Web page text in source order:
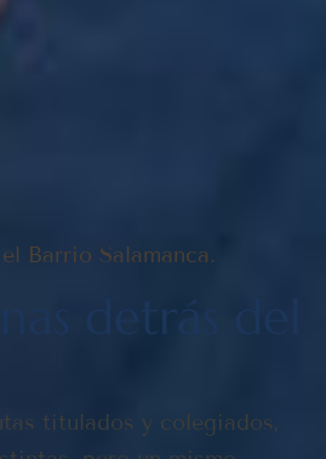
Barrio Salamanca.
detrás del
titulados y colegiados,